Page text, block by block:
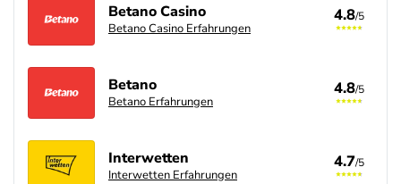
Betano Casino
Betano Casino Erfahrungen
4.8/5
Betano
Betano Erfahrungen
4.8/5
Interwetten
Interwetten Erfahrungen
4.7/5